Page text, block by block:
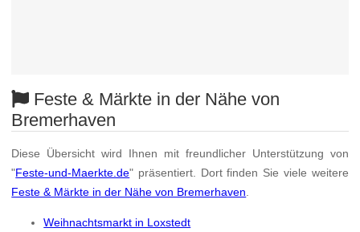
Feste & Märkte in der Nähe von
Bremerhaven
Diese Übersicht wird Ihnen mit freundlicher Unterstützung von
"Feste-und-Maerkte.de" präsentiert. Dort finden Sie viele weitere
Feste & Märkte in der Nähe von Bremerhaven
Weihnachtsmarkt in Loxstedt